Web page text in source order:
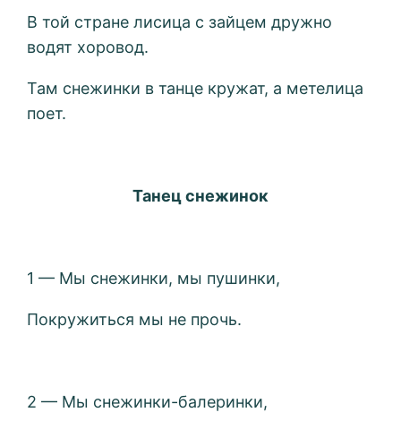
В той стране лисица с зайцем дружно
водят хоровод.
Там снежинки в танце кружат, а метелица
поет.
Танец снежинок
1 — Мы снежинки, мы пушинки,
Покружиться мы не прочь.
2 — Мы снежинки-балеринки,